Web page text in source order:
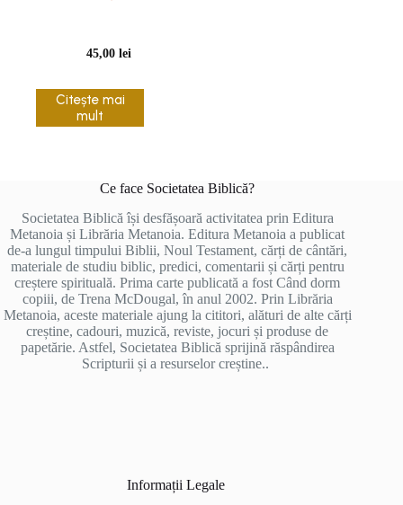
45,00lei
Citește mai
mult
Ce face Societatea Biblică?
Societatea Biblică își desfășoară activitatea prin Editura
Metanoia și Librăria Metanoia. Editura Metanoia a publicat
de-a lungul timpului Biblii, Noul Testament, cărți de cântări,
materiale de studiu biblic, predici, comentarii și cărți pentru
creștere spirituală. Prima carte publicată a fost Când dorm
copiii, de Trena McDougal, în anul 2002. Prin Librăria
Metanoia, aceste materiale ajung la cititori, alături de alte cărți
creștine, cadouri, muzică, reviste, jocuri și produse de
papetărie. Astfel, Societatea Biblică sprijină răspândirea
Scripturii și a resurselor creștine..
Informații Legale